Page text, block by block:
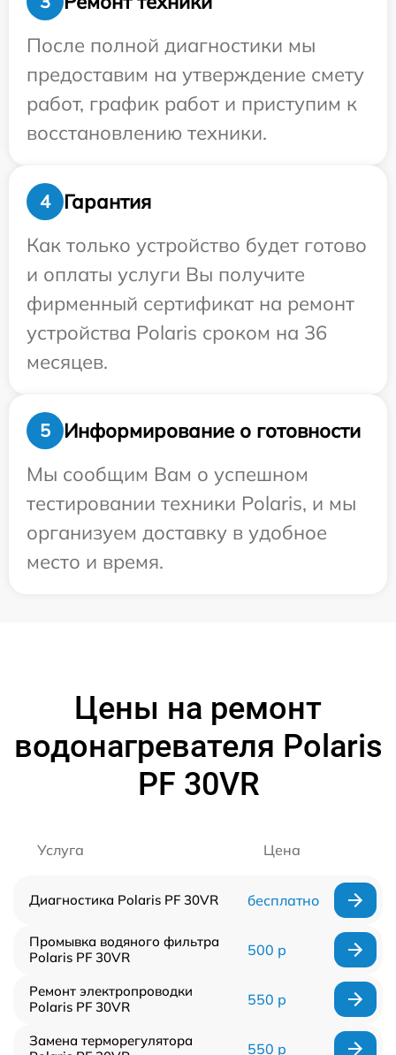
После полной диагностики мы
предоставим на утверждение смету
работ, график работ и приступим к
восстановлению техники.
4
Гарантия
Как только устройство будет готово
и оплаты услуги Вы получите
фирменный сертификат на ремонт
устройства Polaris сроком на 36
месяцев.
5
Информирование о готовности
Мы сообщим Вам о успешном
тестировании техники Polaris, и мы
организуем доставку в удобное
место и время.
Цены на ремонт
водонагревателя Polaris
PF 30VR
Услуга Цена
Диагностика Polaris PF 30VR бесплатно
Промывка водяного фильтра
Polaris PF 30VR
500 р
Ремонт электропроводки
Polaris PF 30VR
550 р
Замена терморегулятора
550 р